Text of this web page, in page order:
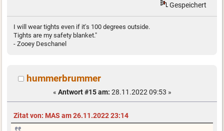
Gespeichert
I will wear tights even if it's 100 degrees outside.
Tights are my safety blanket."
- Zooey Deschanel
hummerbrummer
« Antwort #15 am: 28.11.2022 09:53 »
Zitat von: MAS am 26.11.2022 23:14